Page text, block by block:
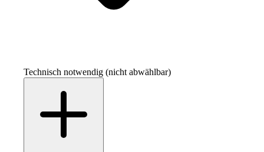
Technisch notwendig (nicht abwählbar)